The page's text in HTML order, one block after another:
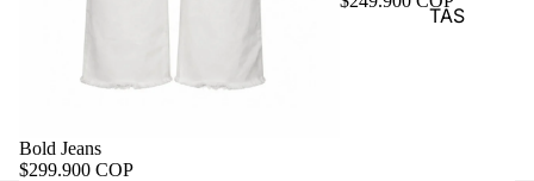
TAS
Bold Jeans
$299.900 COP